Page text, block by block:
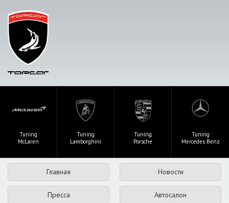
Tuning
McLaren
Tuning
Lamborghini
Tuning
Porsche
Tuning
Mercedes Benz
Главная Новости
Пресса Автосалон